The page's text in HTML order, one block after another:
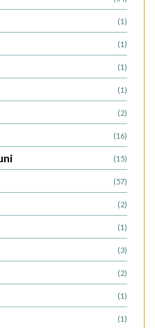
(1)
(1)
(1)
(1)
(2)
(16)
(15)
(57)
(2)
(1)
(3)
(2)
(1)
(1)